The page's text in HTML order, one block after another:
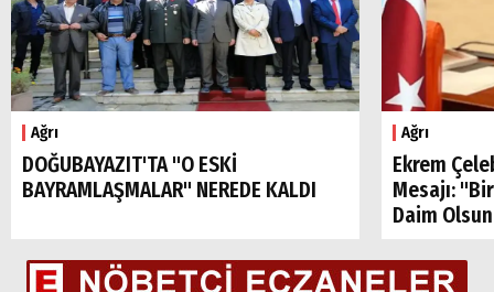
Ağrı
DOĞUBAYAZIT'TA "O ESKİ
BAYRAMLAŞMALAR" NEREDE KALDI
Ağrı
Ekrem
Mesajı:
Daim
Arama
Popüler
Doğubayazıt